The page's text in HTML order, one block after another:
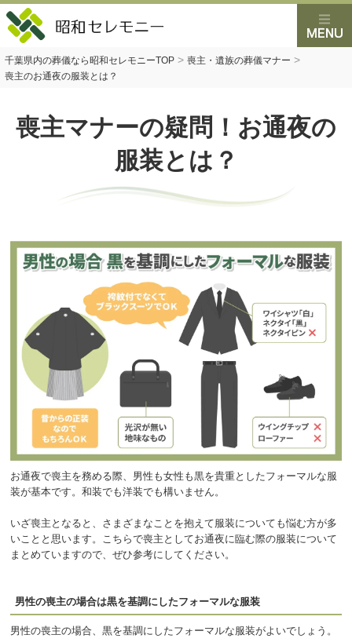
千葉県内の葬儀なら昭和セレモニーTOP > 喪主・遺族の葬儀マナー >
喪主のお通夜の服装とは？
喪主マナーの疑問！お通夜の
服装とは？
お通夜で喪主を務める際、男性も女性も黒を貴重としたフォーマルな服
装が基本です。和装でも洋装でも構いません。
いざ喪主となると、さまざまなことを抱えて服装についても悩む方が多
いことと思います。こちらで喪主としてお通夜に臨む際の服装について
まとめていますので、ぜひ参考にしてください。
男性の喪主の場合は黒を基調にしたフォーマルな服装
男性の喪主の場合、黒を基調にしたフォーマルな服装がよいでしょう。